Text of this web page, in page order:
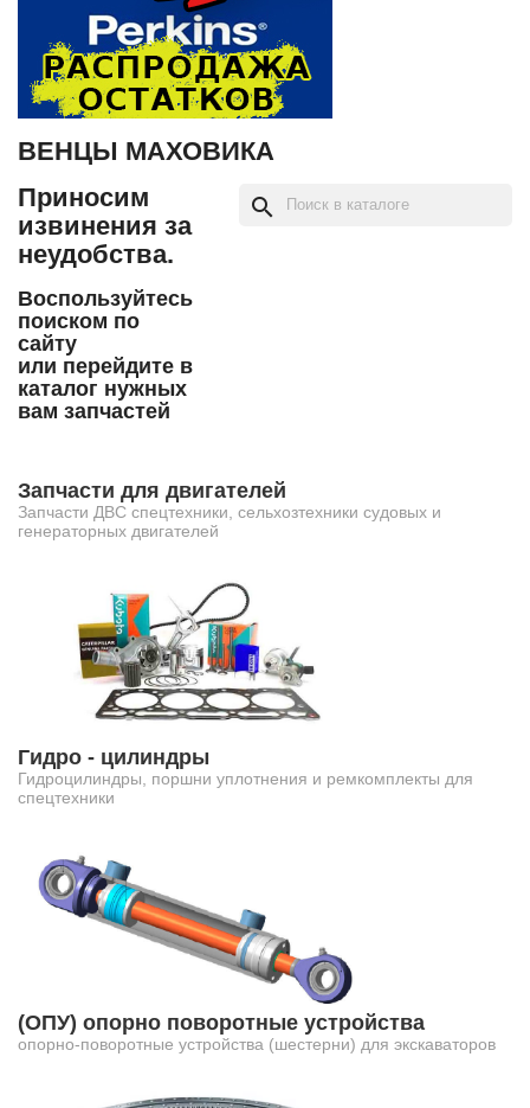
ВЕНЦЫ МАХОВИКА
Приносим
извинения за
неудобства.
Воспользуйтесь
поиском по
сайту
или перейдите в
каталог нужных
вам запчастей
search
Запчасти для двигателей
Запчасти ДВС спецтехники, сельхозтехники судовых и
генераторных двигателей
Гидро - цилиндры
Гидроцилиндры, поршни уплотнения и ремкомплекты для
спецтехники
(ОПУ) опорно поворотные устройства
опорно-поворотные устройства (шестерни) для экскаваторов